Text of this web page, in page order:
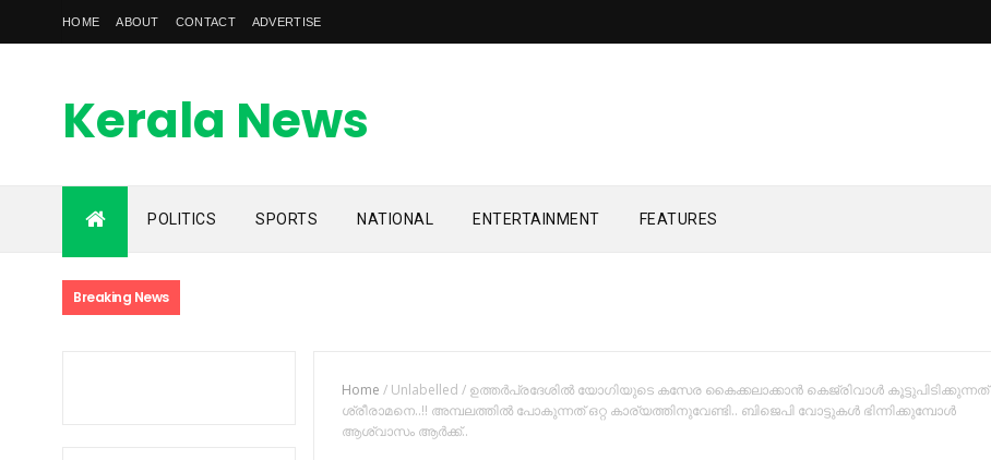
HOME ABOUT CONTACT ADVERTISE
Kerala News
Feed
kerala news feed is the one of the best malayalam online
POLITICS SPORTS NATIONAL ENTERTAINMENT FEATURES
Breaking News
Home / Unlabelled/ ഉത്തര്‍പ്രദേശില്‍ യോഗിയുടെ കസേര കൈക്കലാക്കാന്‍ കെജ്‌രിവാള്‍ കൂട്ടുപിടിക്കുന്നത്
ശ്രീരാമനെ..!! അമ്പലത്തില്‍ പോകുന്നത് ഒറ്റ കാര്യത്തിനുവേണ്ടി.. ബിജെപി വോട്ടുകൾ ഭിന്നിക്കുമ്പോൾ
ആശ്വാസം ആർക്ക്..